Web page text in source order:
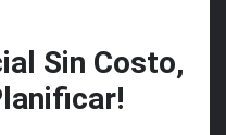
Sin Costo,